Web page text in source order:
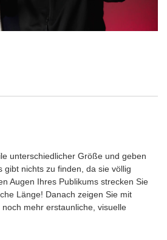
unterschiedlicher Größe und geben
gibt nichts zu finden, da sie völlig
Augen Ihres Publikums strecken Sie
Länge! Danach zeigen Sie mit
mehr erstaunliche, visuelle